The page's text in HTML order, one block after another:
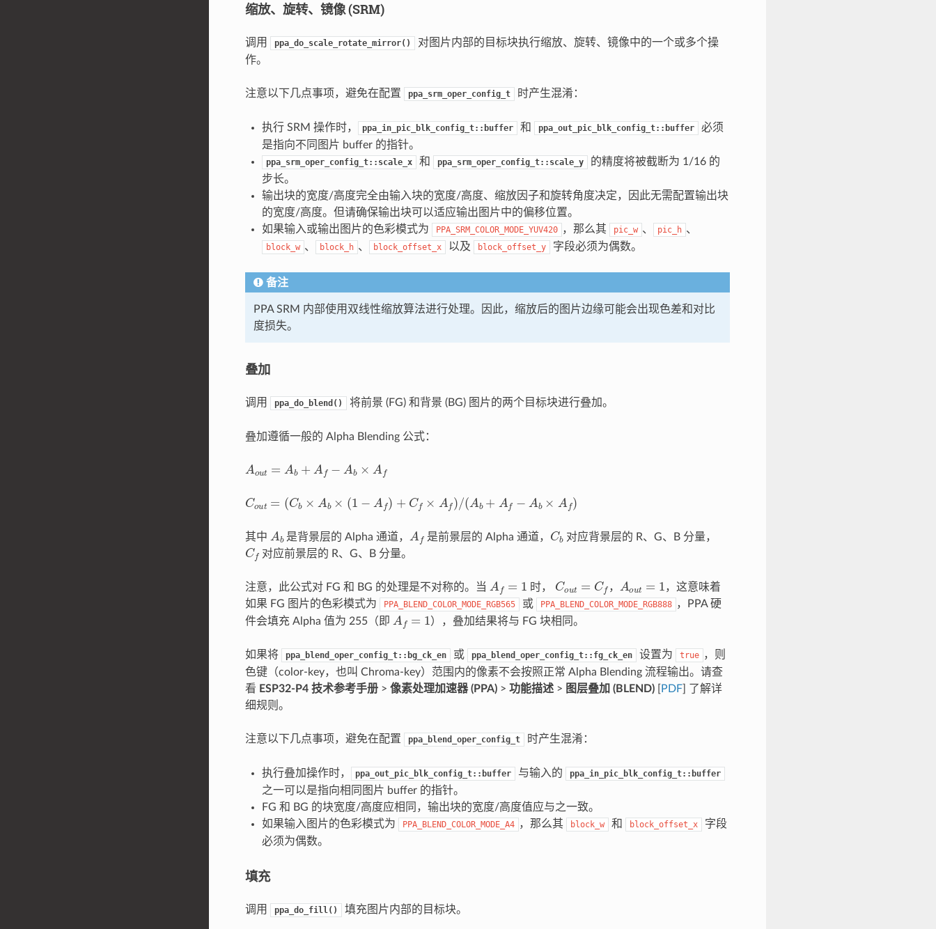
缩放、旋转、镜像 (SRM)
调用 ppa_do_scale_rotate_mirror()
对图片内部的目标块执行缩放、旋转、镜像中的一个或多个操
作。
注意以下几点事项，避免在配置 ppa_srm_oper_config_t 时产生混淆：
执行 SRM 操作时， ppa_in_pic_blk_config_t::buffer 和 ppa_out_pic_blk_config_t::buffer
必须
是指向不同图片 buffer 的指针。
ppa_srm_oper_config_t::scale_x 和 ppa_srm_oper_config_t::scale_y
的精度将被截断为 1/16 的
步长。
输出块的宽度/高度完全由输入块的宽度/高度、缩放因子和旋转角度决定，因此无需配置输出块
的宽度/高度。但请确保输出块可以适应输出图片中的偏移位置。
如果输入或输出图片的色彩模式为
PPA_SRM_COLOR_MODE_YUV420 ，那么其 pic_w 、 pic_h 、
block_w 、 block_h 、 block_offset_x 以及 block_offset_y 字段必须为偶数。
备注
PPA SRM 内部使用双线性缩放算法进行处理。因此，缩放后的图片边缘可能会出现色差和对比
度损失。
叠加
调用 ppa_do_blend() 将前景 (FG) 和背景 (BG) 图片的两个目标块进行叠加。
叠加遵循一般的 Alpha Blending 公式：
A b A −A Af
Co Cb× × Af f× A ) (A f− A b×A )
其中 A 是背景层的 Alpha 通道， A 是前景层的 Alpha 通道， Cb 对应背景层的 R、G、B 分量，
Cf 对应前景层的 R、G、B 分量。
注意，此公式对 FG 和 BG 的处理是不对称的。当 A 时， Co Cf ， A 1 ，这意味着
如果 FG 图片的色彩模式为
PPA_BLEND_COLOR_MODE_RGB565 或 PPA_BLEND_COLOR_MODE_RGB888 ，PPA 硬
件会填充 Alpha 值为 255（即 Af=1 ），叠加结果将与 FG 块相同。
如果将 ppa_blend_oper_config_t::bg_ck_en 或 ppa_blend_oper_config_t::fg_ck_en 设置为 true ，则
色键（color-key，也叫 Chroma-key）范围内的像素不会按照正常 Alpha Blending 流程输出。请查
看 ESP32-P4 技术参考手册> 像素处理加速器 (PPA)> 功能描述> 图层叠加 (BLEND)[ PDF] 了解详
细规则。
注意以下几点事项，避免在配置 ppa_blend_oper_config_t 时产生混淆：
执行叠加操作时， ppa_out_pic_blk_config_t::buffer 与输入的 ppa_in_pic_blk_config_t::buffer
之一可以是指向相同图片 buffer 的指针。
FG 和 BG 的块宽度/高度应相同，输出块的宽度/高度值应与之一致。
如果输入图片的色彩模式为
PPA_BLEND_COLOR_MODE_A4 ，那么其 block_w 和 block_offset_x
字段
必须为偶数。
填充
调用 ppa_do_fill() 填充图片内部的目标块。